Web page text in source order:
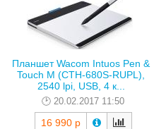
Планшет Wacom Intuos Pen &
Touch M (CTH-680S-RUPL),
2540 lpi, USB, 4 к...
20.02.2017 11:50
16 990 р